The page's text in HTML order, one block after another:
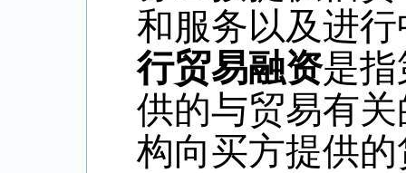
和服务以及进
行贸易融资是
供的与贸易有
构向买方提供